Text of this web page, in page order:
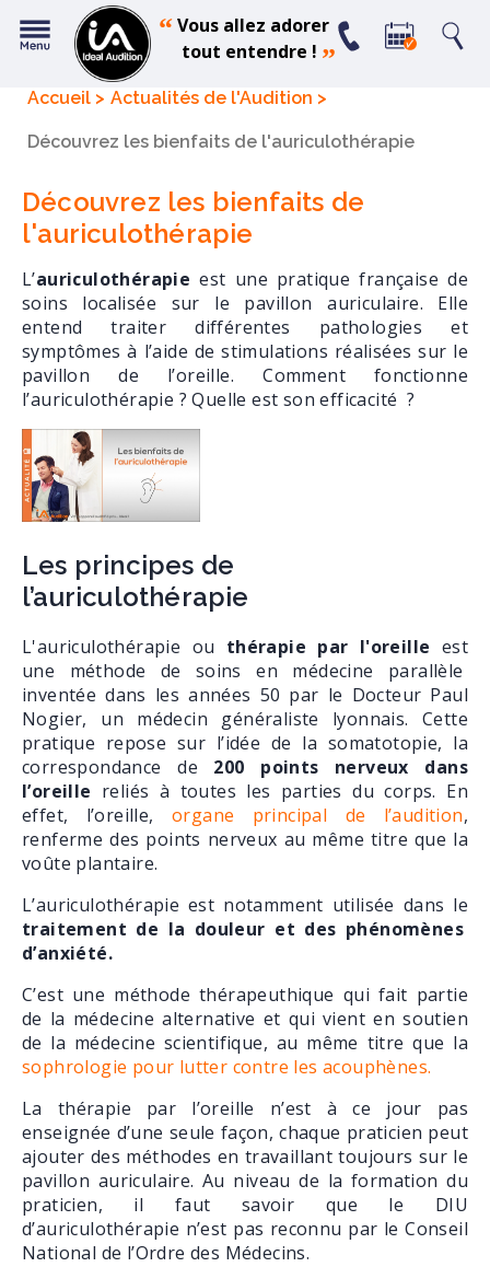
“Vous allez adorer
tout entendre ! ”
Accueil Actualités de l'Audition
Découvrez les bienfaits de l'auriculothérapie
Découvrez les bienfaits de
l'auriculothérapie
L’auriculothérapie est une pratique française de
soins localisée sur le pavillon auriculaire. Elle
entend traiter différentes pathologies et
symptômes à l’aide de stimulations réalisées sur le
pavillon de l’oreille. Comment fonctionne
l’auriculothérapie ? Quelle est son efficacité ?
Les principes de
l’auriculothérapie
L'auriculothérapie ou thérapie par l'oreille est
une méthode de soins en médecine parallèle
inventée dans les années 50 par le Docteur Paul
Nogier, un médecin généraliste lyonnais. Cette
pratique repose sur l’idée de la somatotopie, la
correspondance de 200 points nerveux dans
l’oreille reliés à toutes les parties du corps. En
effet, l’oreille, organe principal de l’audition,
renferme des points nerveux au même titre que la
voûte plantaire.
L’auriculothérapie est notamment utilisée dans le
traitement de la douleur et des phénomènes
d’anxiété.
C’est une méthode thérapeuthique qui fait partie
de la médecine alternative et qui vient en soutien
de la médecine scientifique, au même titre que la
sophrologie pour lutter contre les acouphènes.
La thérapie par l’oreille n’est à ce jour pas
enseignée d’une seule façon, chaque praticien peut
ajouter des méthodes en travaillant toujours sur le
pavillon auriculaire. Au niveau de la formation du
praticien, il faut savoir que le DIU
d’auriculothérapie n’est pas reconnu par le Conseil
National de l’Ordre des Médecins.